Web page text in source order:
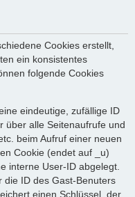
Cookies erstellt,
ein konsistentes
folgende Cookies
eindeutige, zufällige ID
über alle Seitenaufrufe und
beim Aufruf einer neuen
Cookie (endet auf _u)
interne User-ID abgelegt.
die ID des Gast-Benuters
einen Schlüssel, der